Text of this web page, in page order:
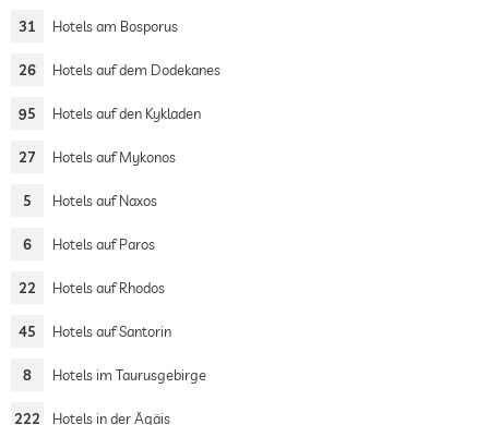
31 Hotels am Bosporus
26 Hotels auf dem Dodekanes
95 Hotels auf den Kykladen
27 Hotels auf Mykonos
5 Hotels auf Naxos
6 Hotels auf Paros
22 Hotels auf Rhodos
45 Hotels auf Santorin
8 Hotels im Taurusgebirge
222 Hotels in der Ägäis